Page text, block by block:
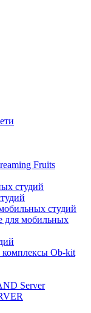
Fruits
студий
студий
для мобильных
Ob-kit
Server